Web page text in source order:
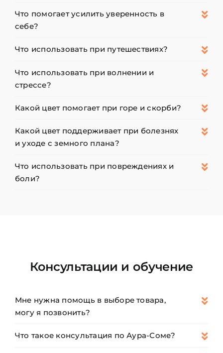
Что помогает усилить уверенность в
себе?
Что использовать при путешествиях?
Что использовать при волнении и
стрессе?
Какой цвет помогает при горе и скорби?
Какой цвет поддерживает при болезнях
и уходе с земного плана?
Что использовать при повреждениях и
боли?
Консультации и обучение
Мне нужна помощь в выборе товара,
могу я позвонить?
Что такое консультация по Аура-Соме?